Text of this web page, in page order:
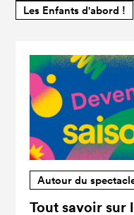
Les Enfants d'abord !
Autour du
Tout savoir sur